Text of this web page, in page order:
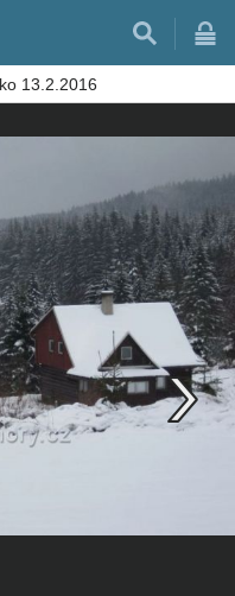
13.2.2016